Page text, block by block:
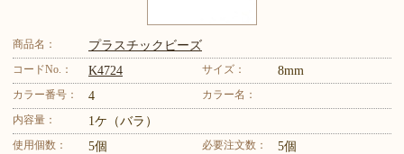
商品名： プラスチックビーズ
コードNo.： K4724 サイズ： 8mm
カラー番号： 4
カラー名：
内容量：
1ケ（バラ）
使用個数： 5個 必要注文数： 5個